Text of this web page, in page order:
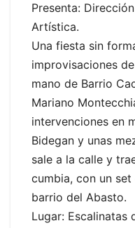
Presenta:
Artística.
Una fiesta sin
improvisaciones
mano de Barrio
Mariano
intervenciones en
Bidegan y unas
sale a la calle y
cumbia, con un
barrio del Abasto.
Lugar: Escalinatas